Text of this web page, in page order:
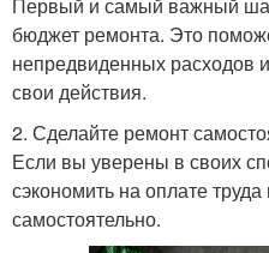
Первый и самый важный
бюджет ремонта. Это
непредвиденных расходов
свои действия.
2. Сделайте ремонт
Если вы уверены в своих
сэкономить на оплате
самостоятельно.